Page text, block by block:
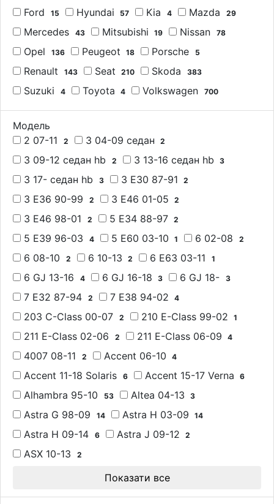
Ford 15 Hyundai 57 Kia 4 Mazda 29
Mercedes 43 Mitsubishi 19 Nissan 78
Opel 136 Peugeot 18 Porsche 5
Renault 143 Seat 210 Skoda 383
Suzuki 4 Toyota 4 Volkswagen 700
Модель
2 07-11
2 3 04-09 седан 2
3 09-12 седан hb 2 3 13-16 седан hb 3
3 17- седан hb 3 3 E30 87-91 2
3 E36 90-99 2 3 E46 01-05 2
3 E46 98-01 2 5 E34 88-97 2
5 E39 96-03 4 5 E60 03-10 1 6 02-08 2
6 08-10 2 6 10-13 2 6 E63 03-11 1
6 GJ 13-16 4 6 GJ 16-18 3 6 GJ 18- 3
7 E32 87-94 2 7 E38 94-02 4
203 C-Class 00-07 2 210 E-Class 99-02 1
211 E-Class 02-06 2 211 E-Class 06-09 4
4007 08-11 2 Accent 06-10 4
Accent 11-18 Solaris 6 Accent 15-17 Verna 6
Alhambra 95-10 53 Altea 04-13 3
Astra G 98-09 14 Astra H 03-09 14
Astra H 09-14 6 Astra J 09-12 2
ASX 10-13 2
Показати все